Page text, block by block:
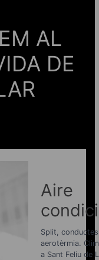
AL
DE
Aire
Split,
aerotèrmia.
a Sant Feliu de